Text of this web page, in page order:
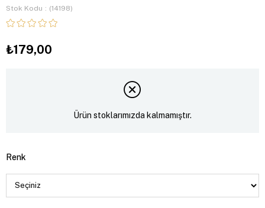
Stok Kodu (14198)
₺179,00
Ürün stoklarımızda kalmamıştır.
Renk